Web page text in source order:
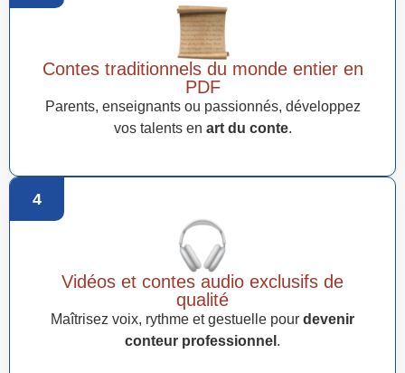
Contes traditionnels du monde entier en
PDF
Parents, enseignants ou passionnés, développez
vos talents en art du conte.
4
Vidéos et contes audio exclusifs de
qualité
Maîtrisez voix, rythme et gestuelle pour devenir
conteur professionnel .